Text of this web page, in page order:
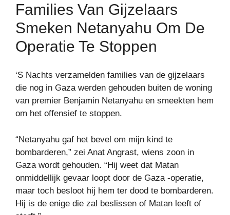
Families Van Gijzelaars
Smeken Netanyahu Om De
Operatie Te Stoppen
‘S Nachts verzamelden families van de gijzelaars
die nog in Gaza werden gehouden buiten de woning
van premier Benjamin Netanyahu en smeekten hem
om het offensief te stoppen.
“Netanyahu gaf het bevel om mijn kind te
bombarderen,” zei Anat Angrast, wiens zoon in
Gaza wordt gehouden. “Hij weet dat Matan
onmiddellijk gevaar loopt door de Gaza -operatie,
maar toch besloot hij hem ter dood te bombarderen.
Hij is de enige die zal beslissen of Matan leeft of